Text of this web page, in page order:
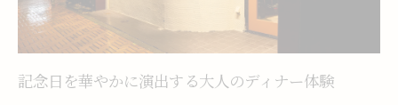
大人のための記念日ディナーは半個室が人
気
横浜で個室を活用した記念日ディナープラ
記念日を華やかに演出する大人のディナー体験